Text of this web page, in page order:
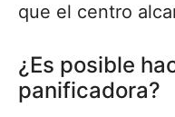
que el centro
¿Es posible
panificadora?